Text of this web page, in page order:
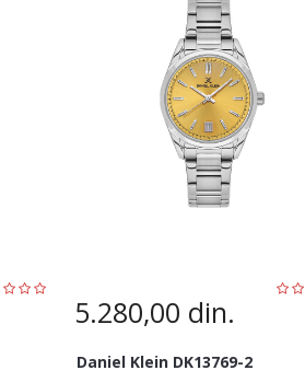
5.280,00 din.
Daniel Klein DK13769-2